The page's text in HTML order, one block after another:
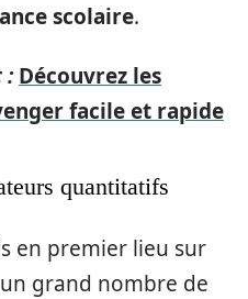
scolaire.
: Découvrez les
facile et rapide
quantitatifs
en premier lieu sur
grand nombre de